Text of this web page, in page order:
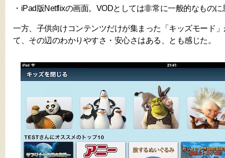
・iPad版Netflixの画面。VODとしては非常に一般的なものに
一方、子供向けコンテンツだけが集まった「キッズモード
て、その辺のわかりやすさ・安心さはある、とも感じた。